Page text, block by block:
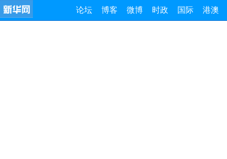
论坛 博客 微博 时政 国际 港澳